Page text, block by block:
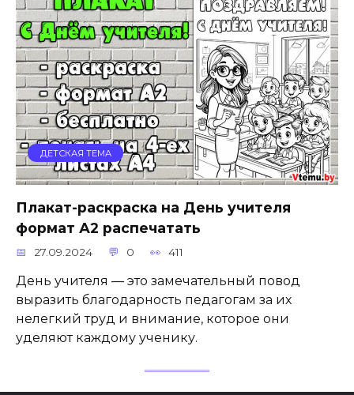
ДЕТСКАЯ ТЕМА
Плакат-раскраска на День учителя
формат А2 распечатать
27.09.2024 0 411
День учителя — это замечательный повод
выразить благодарность педагогам за их
нелегкий труд и внимание, которое они
уделяют каждому ученику.